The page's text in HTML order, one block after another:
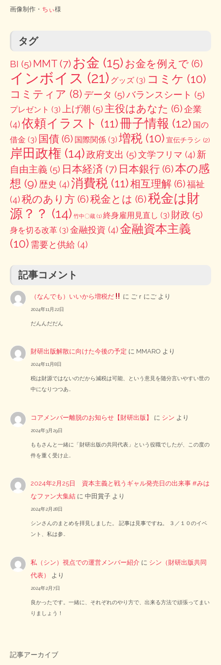
画像制作・ ちぃ様
タグ
BI (5) MMT (7) お金 (15) お金を例えで (6)
インボイス (21) グッズ (3) コミケ (10)
コミティア (8) データ (5)バランスシート (5)
プレゼント (3) 上げ潮 (5) 主役はあなた (6)企業
(4)依頼イラスト (11)冊子情報 (12) 国の
借金 (3) 国債 (6) 国際関係 (3) 増税 (10) 宣伝チラシ (2)
岸田政権 (14)政府支出 (5)文学フリマ (4) 新
自由主義 (5) 日本経済 (7) 日本銀行 (6)本の感
想 (9) 歴史 (4)消費税 (11)相互理解 (6)福祉
(4)税のあり方 (6)税金とは (6)税金は財
源？？ (14) 竹中〇蔵 (1) 終身雇用見直し (3) 財政 (5)
身を切る改革 (3) 金融投資 (4)金融資本主義
(10) 需要と供給 (4)
記事コメント
（なんでも）いいから増税だ に ごｒにご より
2024年11月22日
だんんだだん
財研出版解散に向けた今後の予定 に MMARO より
2024年11月8日
税は財源ではないのだから減税は可能、という意見を随分言いやすい世の
中になりつつあ…
コアメンバー離脱のお知らせ【財研出版】 に シン より
2024年3月29日
ももさんと一緒に「財研出版の共同代表」という役職でしたが、この度の
件を重く受け止…
2024年2月25日 資本主義と戦うギャル発売日の出来事 #みは
なファン大集結 に中田賞子 より
2024年2月28日
シンさんのまとめを拝見しました。 記事は見事ですね。 ３／１０のイベ
ント、私は参…
私（シン）視点での運営メンバー紹介 に シン（財研出版共同
代表）
より
2024年2月7日
良かったです。一緒に、それぞれのやり方で、出来る方法で頑張ってまい
りましょう！
記事アーカイブ